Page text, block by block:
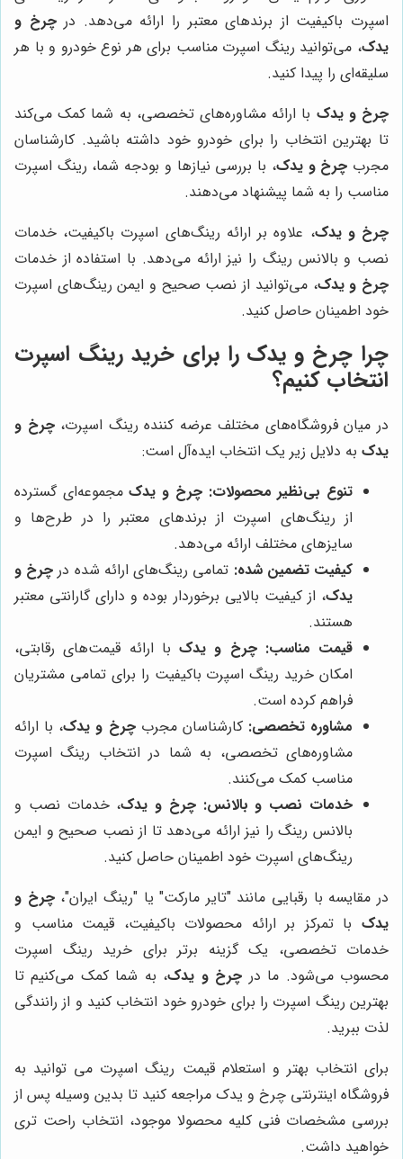
اسپرت باکیفیت از برندهای معتبر را ارائه می‌دهد. درچرخ و
یدک، می‌توانید رینگ اسپرت مناسب برای هر نوع خودرو و با هر
سلیقه‌ای را پیدا کنید.
چرخ و یدک با ارائه مشاوره‌های تخصصی، به شما کمک می‌کند
تا بهترین انتخاب را برای خودرو خود داشته باشید. کارشناسان
مجرب چرخ و یدک، با بررسی نیازها و بودجه شما، رینگ اسپرت
مناسب را به شما پیشنهاد می‌دهند.
چرخ و یدک، علاوه بر ارائه رینگ‌های اسپرت باکیفیت، خدمات
نصب و بالانس رینگ را نیز ارائه می‌دهد. با استفاده از خدمات
چرخ و یدک، می‌توانید از نصب صحیح و ایمن رینگ‌های اسپرت
خود اطمینان حاصل کنید.
چرا چرخ و یدک را برای خرید رینگ اسپرت
انتخاب کنیم؟
در میان فروشگاه‌های مختلف عرضه کننده رینگ اسپرت،چرخ و
یدک به دلایل زیر یک انتخاب ایده‌آل است:
تنوع بی‌نظیر محصولات: چرخ و یدکمجموعه‌ای گسترده
از رینگ‌های اسپرت از برندهای معتبر را در طرح‌ها و
سایزهای مختلف ارائه می‌دهد.
کیفیت تضمین شده: تمامی رینگ‌های ارائه شده در چرخ و
یدک، از کیفیت بالایی برخوردار بوده و دارای گارانتی معتبر
هستند.
قیمت مناسب: چرخ و یدک با ارائه قیمت‌های رقابتی،
امکان خرید رینگ اسپرت باکیفیت را برای تمامی مشتریان
فراهم کرده است.
مشاوره تخصصی: کارشناسان مجربچرخ و یدک، با ارائه
مشاوره‌های تخصصی، به شما در انتخاب رینگ اسپرت
مناسب کمک می‌کنند.
خدمات نصب و بالانس: چرخ و یدک، خدمات نصب و
بالانس رینگ را نیز ارائه می‌دهد تا از نصب صحیح و ایمن
رینگ‌های اسپرت خود اطمینان حاصل کنید.
در مقایسه با رقبایی مانند "تایر مارکت" یا "رینگ ایران"،چرخ و
یدک با تمرکز بر ارائه محصولات باکیفیت، قیمت مناسب و
خدمات تخصصی، یک گزینه برتر برای خرید رینگ اسپرت
محسوب می‌شود. ما در چرخ و یدک، به شما کمک می‌کنیم تا
بهترین رینگ اسپرت را برای خودرو خود انتخاب کنید و از رانندگی
لذت ببرید.
برای انتخاب بهتر و استعلام قیمت رینگ اسپرت می توانید به
فروشگاه اینترنتی چرخ و یدک مراجعه کنید تا بدین وسیله پس از
بررسی مشخصات فنی کلیه محصولا موجود، انتخاب راحت تری
خواهید داشت.